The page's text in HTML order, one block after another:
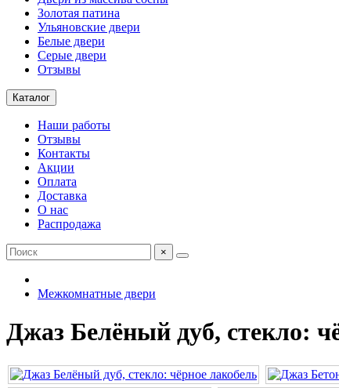
Золотая патина
Ульяновские двери
Белые двери
Серые двери
Отзывы
Каталог
Наши работы
Отзывы
Контакты
Акции
Оплата
Доставка
О нас
Распродажа
×
Межкомнатные двери
Джаз Белёный дуб, стекло: